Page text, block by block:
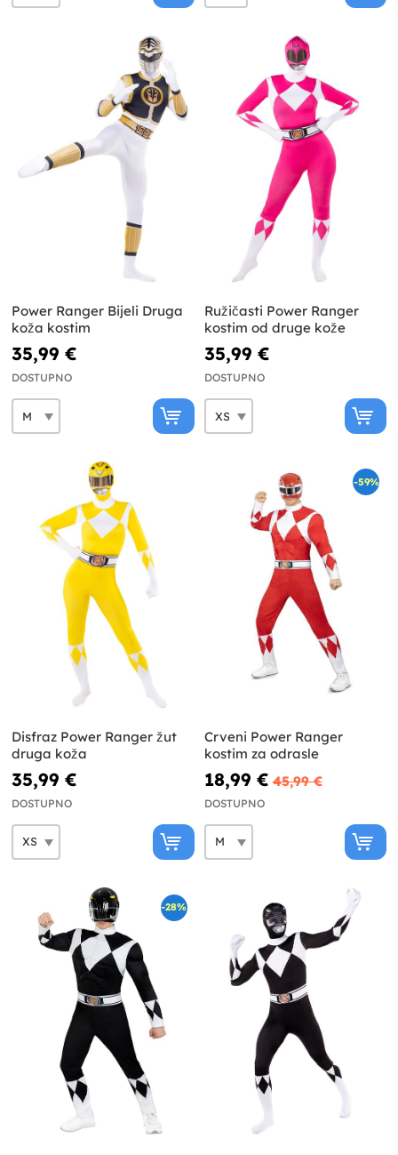
Power Ranger Bijeli Druga
koža kostim
35,99 €
DOSTUPNO
Ružičasti Power Ranger
kostim od druge kože
35,99 €
DOSTUPNO
Disfraz Power Ranger žut
druga koža
35,99 €
DOSTUPNO
-59%
Crveni Power Ranger
kostim za odrasle
18,99 € 45,99 €
DOSTUPNO
-28%